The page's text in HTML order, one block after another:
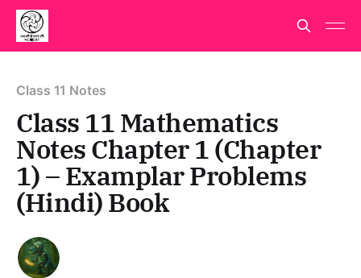
Class 11 Notes
Class 11 Mathematics
Notes Chapter 1 (Chapter
1) – Examplar Problems
(Hindi) Book